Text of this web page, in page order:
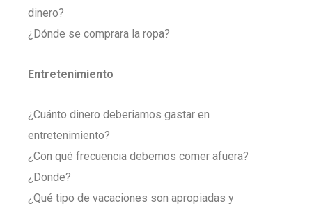
dinero?
¿Dónde se comprara la ropa?
Entretenimiento
¿Cuánto dinero deberiamos gastar en
entretenimiento?
¿Con qué frecuencia debemos comer afuera?
¿Donde?
¿Qué tipo de vacaciones son apropiadas y